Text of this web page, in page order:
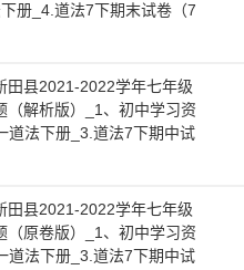
册_4.道法7下期末试卷（7
田县2021-2022学年七年级
（解析版）_1、初中学习资
道法下册_3.道法7下期中试
田县2021-2022学年七年级
（原卷版）_1、初中学习资
道法下册_3.道法7下期中试